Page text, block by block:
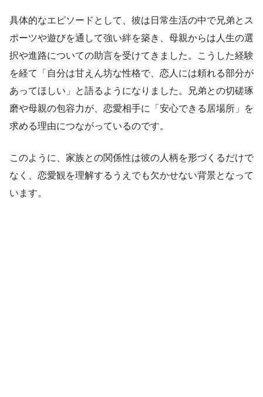
具体的なエピソードとして、彼は日常生活の中で兄弟とス
ポーツや遊びを通して強い絆を築き、母親からは人生の選
択や進路についての助言を受けてきました。こうした経験
を経て「自分は甘えん坊な性格で、恋人には頼れる部分が
あってほしい」と語るようになりました。兄弟との切磋琢
磨や母親の包容力が、恋愛相手に「安心できる居場所」を
求める理由につながっているのです。
このように、家族との関係性は彼の人柄を形づくるだけで
なく、恋愛観を理解するうえでも欠かせない背景となって
います。